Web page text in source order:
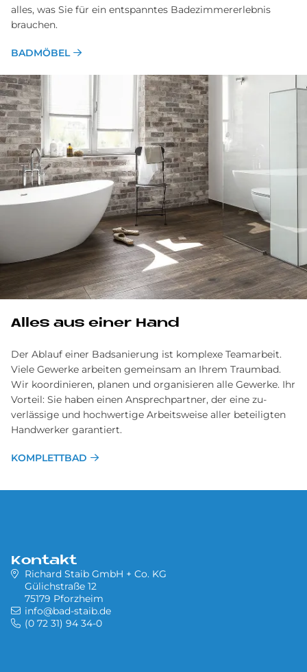
alles, was Sie für ein ent­spanntes Badezimmer­erlebnis
brauchen.
BADMÖBEL
Alles aus einer Hand
Der Ablauf einer Badsanierung ist komplexe Team­arbeit.
Viele Gewerke arbeiten gemein­sam an Ihrem Traum­bad.
Wir ko­ordinieren, planen und organisieren alle Ge­werke. Ihr
Vor­teil: Sie haben einen Ansprech­partner, der eine zu­
verlässige und hoch­wertige Arbeits­weise aller be­teiligten
Hand­werker garantiert.
KOMPLETTBAD
Kontakt
Richard Staib GmbH + Co. KG
Gülichstraße 12
75179 Pforzheim
info@bad-staib.de
(0 72 31) 94 34-0